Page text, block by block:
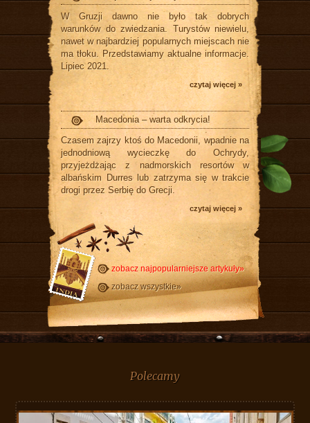
W Gruzji dawno nie było tak dobrych
warunków do zwiedzania. Turystów niewielu,
nawet w najbardziej popularnych miejscach nie
ma tłoku. Przedstawiamy aktualne informacje.
Lipiec 2021.
czytaj więcej »
Macedonia – warta odkrycia!
Czasem zajrzy ktoś do Macedonii, wpadnie na
jednodniową wycieczkę do Ochrydy,
przyjeżdżając z nadmorskich resortów w
albańskim Durres lub zatrzyma się w trakcie
drogi przez Serbię do Grecji.
czytaj więcej »
zobacz najpopularniejsze artykuły»
zobacz wszystkie»
Polecamy